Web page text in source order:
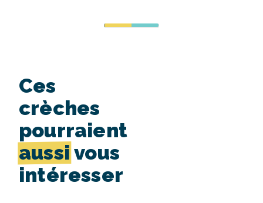
Ces
crèches
pourraient
aussi vous
intéresser